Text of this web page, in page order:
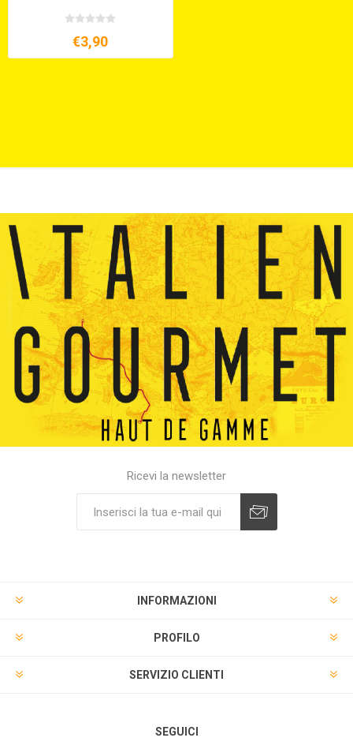
€3,90
Ricevi la newsletter
INFORMAZIONI
PROFILO
SERVIZIO CLIENTI
SEGUICI